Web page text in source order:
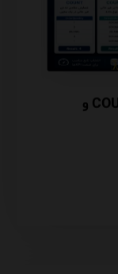
تفاوت COUNT، COUNTX، COUNTA و